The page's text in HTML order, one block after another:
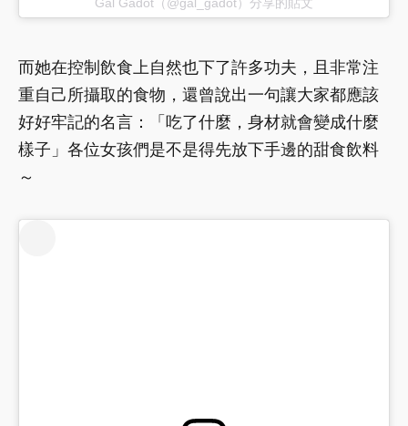
而她在控制飲食上自然也下了許多功夫，且非常注
重自己所攝取的食物，還曾說出一句讓大家都應該
好好牢記的名言：「吃了什麼，身材就會變成什麼
樣子」各位女孩們是不是得先放下手邊的甜食飲料
～